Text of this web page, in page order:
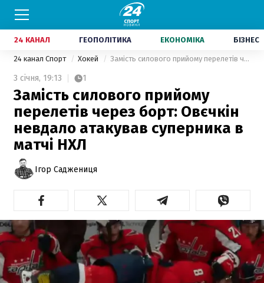
24 КАНАЛ ГЕОПОЛІТИКА ЕКОНОМІКА БІЗНЕС
24 канал Спорт Хокей Замість силового прийому перелетів через борт: Овєчкін невдало атакував суперника в матчі НХЛ
3 січня, 19:13 1
Замість силового прийому
перелетів через борт: Овєчкін
невдало атакував суперника в
матчі НХЛ
Ігор Саджениця